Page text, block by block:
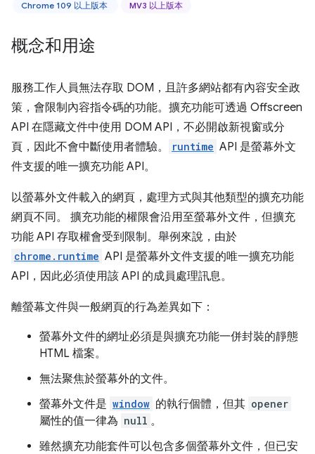
Chrome 109 以上版本 MV3 以上版本
概念和用途
服務工作人員無法存取 DOM，且許多網站都有內容安全政
策，會限制內容指令碼的功能。擴充功能可透過 Offscreen
API 在隱藏文件中使用 DOM API，不必開啟新視窗或分
頁，因此不會中斷使用者體驗。
runtime API 是螢幕外文
件支援的唯一擴充功能 API。
以螢幕外文件載入的網頁，處理方式與其他類型的擴充功能
網頁不同。 擴充功能的權限會沿用至螢幕外文件，但擴充
功能 API 存取權會受到限制。舉例來說，由於
chrome.runtime API 是螢幕外文件支援的唯一擴充功能
API，因此必須使用該 API 的成員處理訊息。
離螢幕文件與一般網頁的行為差異如下：
螢幕外文件的網址必須是與擴充功能一併封裝的靜態
HTML 檔案。
無法聚焦於螢幕外的文件。
螢幕外文件是 window 的執行個體，但其 opener
屬性的值一律為 null 。
雖然擴充功能套件可以包含多個螢幕外文件，但已安